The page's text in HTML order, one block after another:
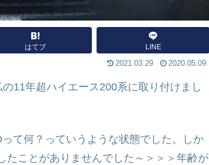
はてブ LINE
2021.03.29 2020.05.09
11年超ハイエース200系に取り付けまし
て何？っていうような状態でした。しか
たことがありませんでした～＞＞＞年齢が